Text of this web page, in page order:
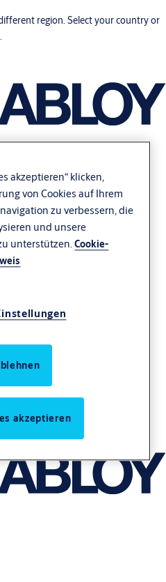
region. Select your country or
akzeptieren“ klicken,
von Cookies auf Ihrem
zu verbessern, die
und unsere
unterstützen.Cookie-
akzeptieren